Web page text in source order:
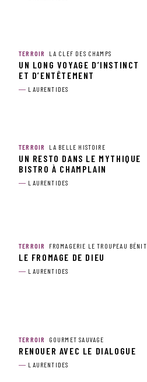
TERROIR LA CLEF DES CHAMPS
UN LONG VOYAGE D’INSTINCT
ET D’ENTÊTEMENT
LAURENTIDES
TERROIR LA BELLE HISTOIRE
UN RESTO DANS LE MYTHIQUE
BISTRO À CHAMPLAIN
LAURENTIDES
TERROIR FROMAGERIE LE TROUPEAU BÉNIT
LE FROMAGE DE DIEU
LAURENTIDES
TERROIR GOURMET SAUVAGE
RENOUER AVEC LE DIALOGUE
LAURENTIDES